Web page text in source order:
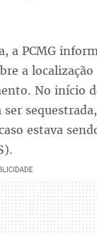
a PCMG
a
No início
estava